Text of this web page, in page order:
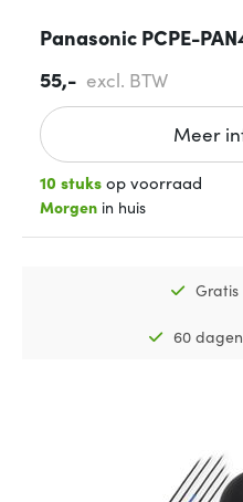
Panasonic PCPE-
55,- excl. BTW
Meer
10 stuksop voorraad
Morgen in huis
Gratis
60